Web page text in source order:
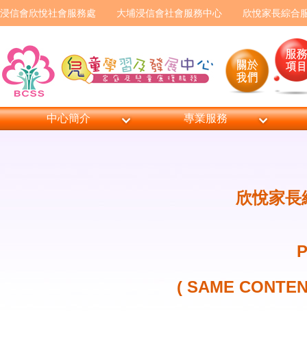
浸信會欣悅社會服務處 大埔浸信會社會服務中心 欣悅家長綜合
中心簡介 專業服務
欣悅家長
( SAME